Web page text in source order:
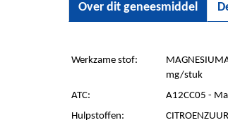
Over dit geneesmiddel
Werkzame stof:
mg/stuk
ATC:
A12CC05 -
Hulpstoffen: